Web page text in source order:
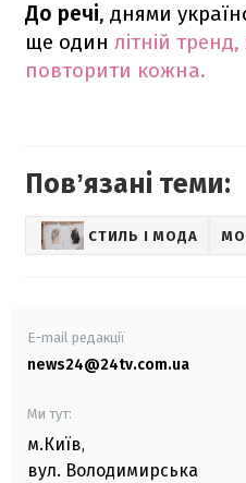
До речі, днями
ще один літній
повторити кожна.
Повʼязані теми:
СТИЛЬ І МОДА
E-mail редакції
news24@24tv.com.ua
Ми тут:
м.Київ,
вул. Володимирська